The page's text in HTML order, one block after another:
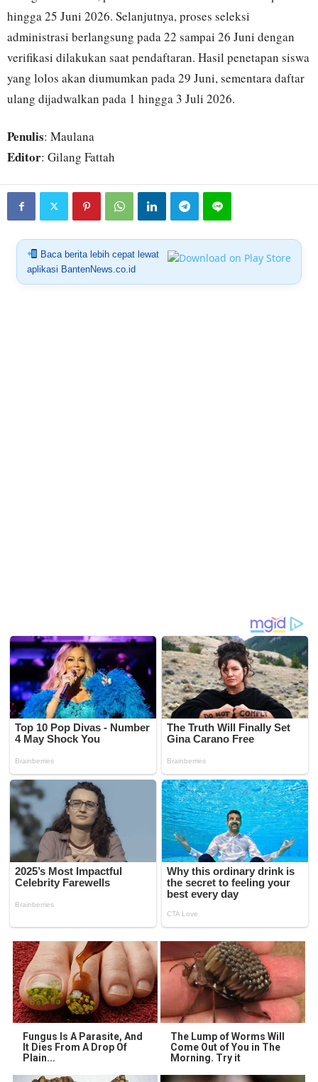
hingga 25 Juni 2026. Selanjutnya, proses seleksi
administrasi berlangsung pada 22 sampai 26 Juni dengan
verifikasi dilakukan saat pendaftaran. Hasil penetapan siswa
yang lolos akan diumumkan pada 29 Juni, sementara daftar
ulang dijadwalkan pada 1 hingga 3 Juli 2026.
Penulis: Maulana
Editor: Gilang Fattah
Baca berita lebih cepat lewat
aplikasi BantenNews.co.id
Fungus Is A Parasite, And
It Dies From A Drop Of
Plain...
The Lump of Worms Will
Come Out of You in The
Morning. Try it